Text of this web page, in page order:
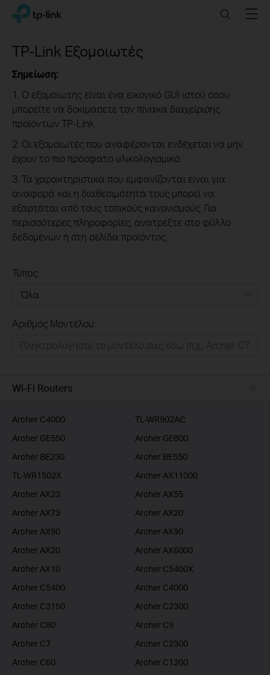
Click
the
navigation
bar
TP-Link, Reliably Smart SearchMenu
TP-Link Εξομοιωτές
Σημείωση:
1. Ο εξομοιωτής είναι ένα εικονικό GUI ιστού όπου
μπορείτε να δοκιμάσετε τον πίνακα διαχείρισης
προϊόντων TP-Link.
2. Οι εξομοιωτές που αναφέρονται ενδέχεται να μην
έχουν το πιο πρόσφατο υλικολογισμικό.
3. Τα χαρακτηριστικά που εμφανίζονται είναι για
αναφορά και η διαθεσιμότητά τους μπορεί να
εξαρτάται από τους τοπικούς κανονισμούς. Για
περισσότερες πληροφορίες, ανατρέξτε στο φύλλο
δεδομένων ή στη σελίδα προϊόντος.
Τύπος:
Επιχειρησεις
Αριθμός Μοντέλου:
Wi-Fi Routers
Archer C4000
TL-WR902AC
Archer GE550
Archer GE800
Archer BE230
Archer BE550
TL-WR1502X
Archer AX11000
Archer AX23
Archer AX55
Archer AX73
Archer AX20
Archer AX90
Archer AX90
Archer AX20
Archer AX6000
Archer AX10
Archer C5400X
Archer C5400
Archer C4000
Archer C3150
Archer C2300
Archer C80
Archer C9
Archer C7
Archer C2300
Archer C60
Archer C1200